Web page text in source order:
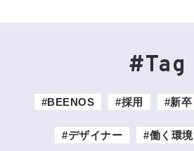
#Tag
#BEENOS #採用 #新卒
#デザイナー #働く環境